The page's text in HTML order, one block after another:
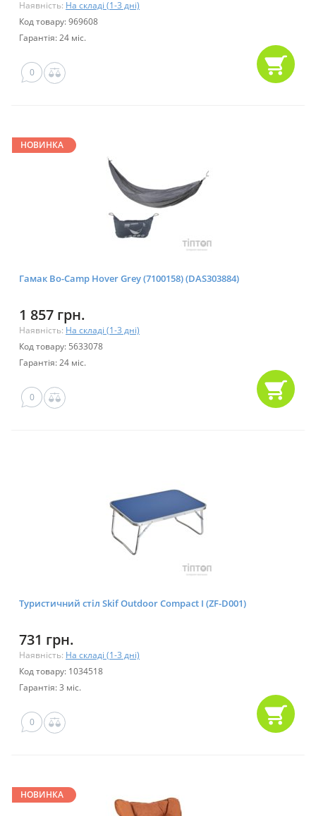
Наявність: На складі (1-3 дні)
Код товару: 969608
Гарантія: 24 міс.
0
НОВИНКА
Гамак Bo-Camp Hover Grey (7100158) (DAS303884)
1 857 грн.
Наявність: На складі (1-3 дні)
Код товару: 5633078
Гарантія: 24 міс.
0
Туристичний стіл Skif Outdoor Compact I (ZF-D001)
731 грн.
Наявність: На складі (1-3 дні)
Код товару: 1034518
Гарантія: 3 міс.
0
НОВИНКА